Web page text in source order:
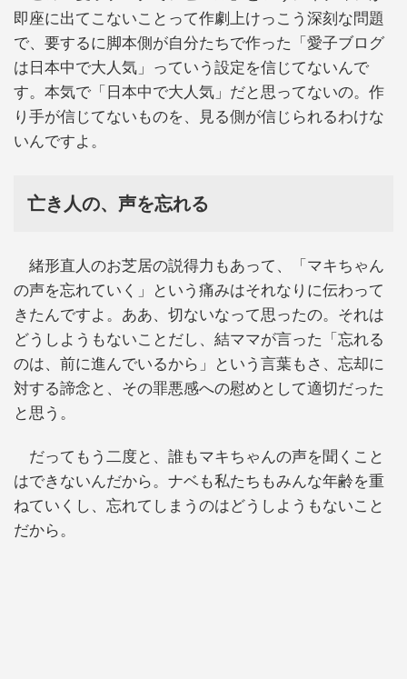
即座に出てこないことって作劇上けっこう深刻な問題
で、要するに脚本側が自分たちで作った「愛子ブログ
は日本中で大人気」っていう設定を信じてないんで
す。本気で「日本中で大人気」だと思ってないの。作
り手が信じてないものを、見る側が信じられるわけな
いんですよ。
亡き人の、声を忘れる
緒形直人のお芝居の説得力もあって、「マキちゃん
の声を忘れていく」という痛みはそれなりに伝わって
きたんですよ。ああ、切ないなって思ったの。それは
どうしようもないことだし、結ママが言った「忘れる
のは、前に進んでいるから」という言葉もさ、忘却に
対する諦念と、その罪悪感への慰めとして適切だった
と思う。
だってもう二度と、誰もマキちゃんの声を聞くこと
はできないんだから。ナベも私たちもみんな年齢を重
ねていくし、忘れてしまうのはどうしようもないこと
だから。